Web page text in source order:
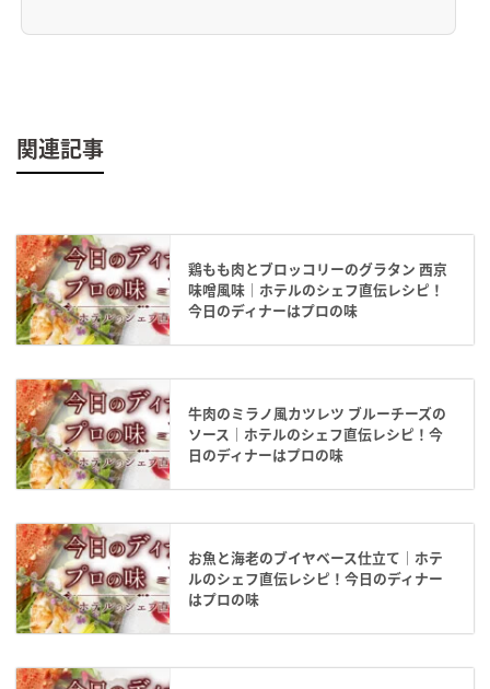
関連記事
鶏もも肉とブロッコリーのグラタン 西京
味噌風味｜ホテルのシェフ直伝レシピ！
今日のディナーはプロの味
牛肉のミラノ風カツレツ ブルーチーズの
ソース｜ホテルのシェフ直伝レシピ！今
日のディナーはプロの味
お魚と海老のブイヤベース仕立て｜ホテ
ルのシェフ直伝レシピ！今日のディナー
はプロの味